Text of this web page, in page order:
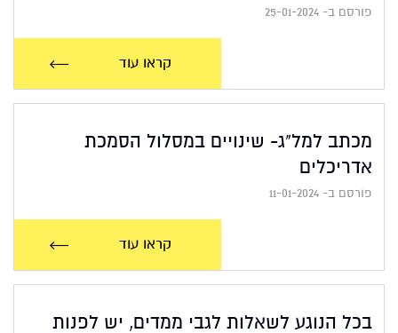
פורסם ב- 25-01-2024
קראו עוד
מכתב למל"ג- שינויים במסלול הסמכת
אדריכלים
פורסם ב- 11-01-2024
קראו עוד
בכל הנוגע לשאלות לגבי ממדים, יש לפנות